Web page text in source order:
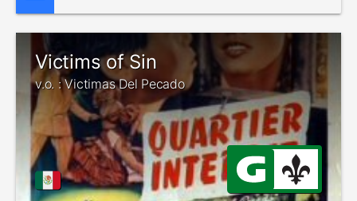
Victims of Sin
v.o. : Victimas Del Pecado